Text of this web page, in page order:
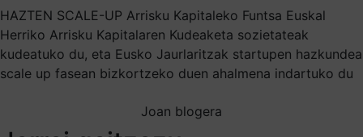
HAZTEN SCALE-UP Arrisku Kapitaleko Funtsa Euskal
Herriko Arrisku Kapitalaren Kudeaketa sozietateak
kudeatuko du, eta Eusko Jaurlaritzak startupen hazkundea
scale up fasean bizkortzeko duen ahalmena indartuko du
Joan blogera